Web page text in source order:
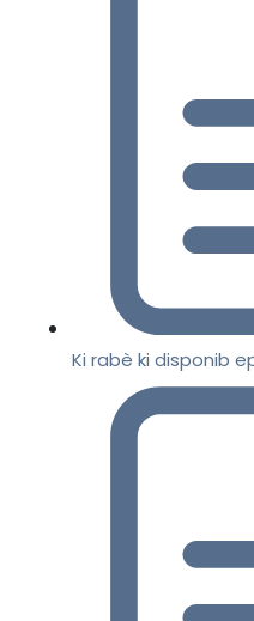
Ki rabè ki disponib